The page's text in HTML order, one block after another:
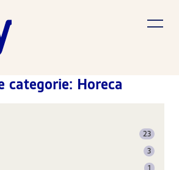
categorie: Horeca
23
3
1